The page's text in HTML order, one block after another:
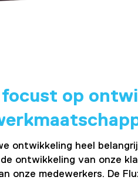
focust op
ontwikkeling heel
ontwikkeling van onze
onze medewerkers. De